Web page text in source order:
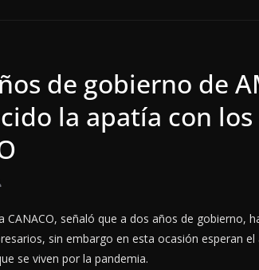
de gobierno de
la apatía con
CANACO, señaló que a dos años de gobierno,
sin embargo en esta ocasión esperan
se viven por la pandemia.